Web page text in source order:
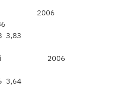
2006
3,86
2006